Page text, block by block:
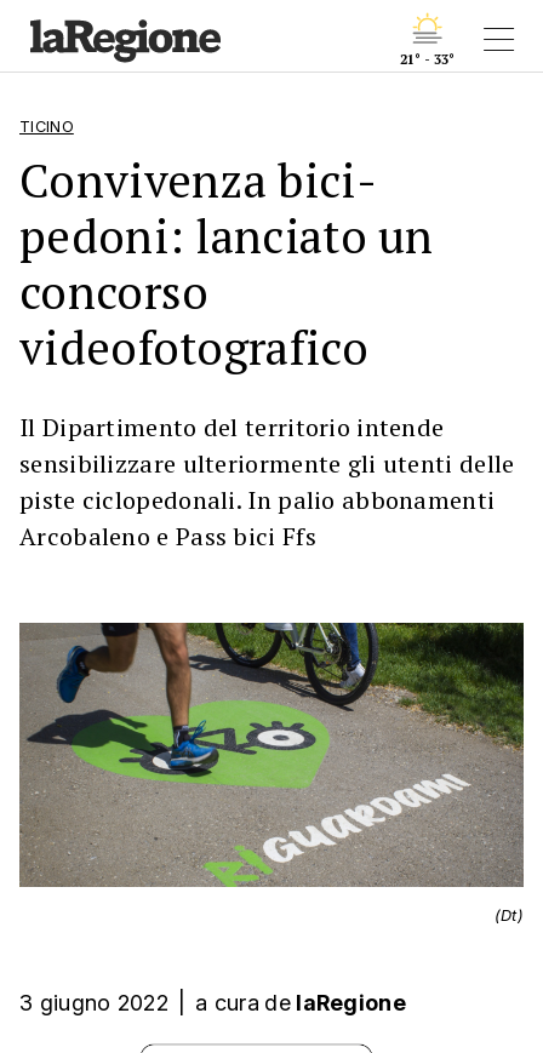
21° - 33°
TICINO
Convivenza bici-
pedoni: lanciato un
concorso
videofotografico
Il Dipartimento del territorio intende
sensibilizzare ulteriormente gli utenti delle
piste ciclopedonali. In palio abbonamenti
Arcobaleno e Pass bici Ffs
(Dt)
3 giugno 2022 a cura de laRegione